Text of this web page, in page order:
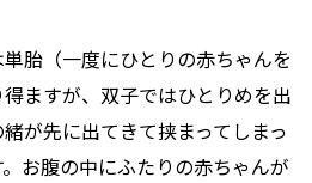
胎（一度にひとりの赤ちゃんを
ますが、双子ではひとりめを出
が先に出てきて挟まってしまっ
お腹の中にふたりの赤ちゃんが